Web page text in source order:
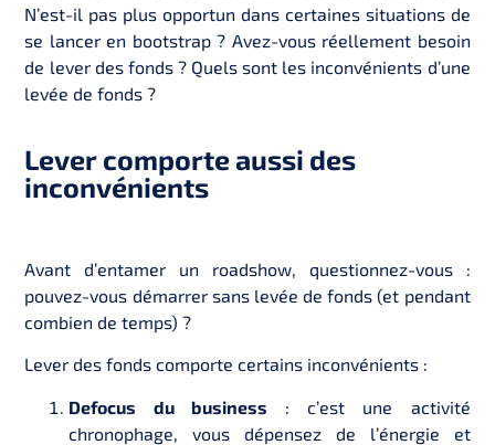
N’est-il pas plus opportun dans certaines situations de
se lancer en bootstrap ? Avez-vous réellement besoin
de lever des fonds ? Quels sont les inconvénients d’une
levée de fonds ?
Lever comporte aussi des
inconvénients
Avant d’entamer un roadshow, questionnez-vous :
pouvez-vous démarrer sans levée de fonds (et pendant
combien de temps) ?
Lever des fonds comporte certains inconvénients :
Defocus du business : c’est une activité
chronophage, vous dépensez de l’énergie et